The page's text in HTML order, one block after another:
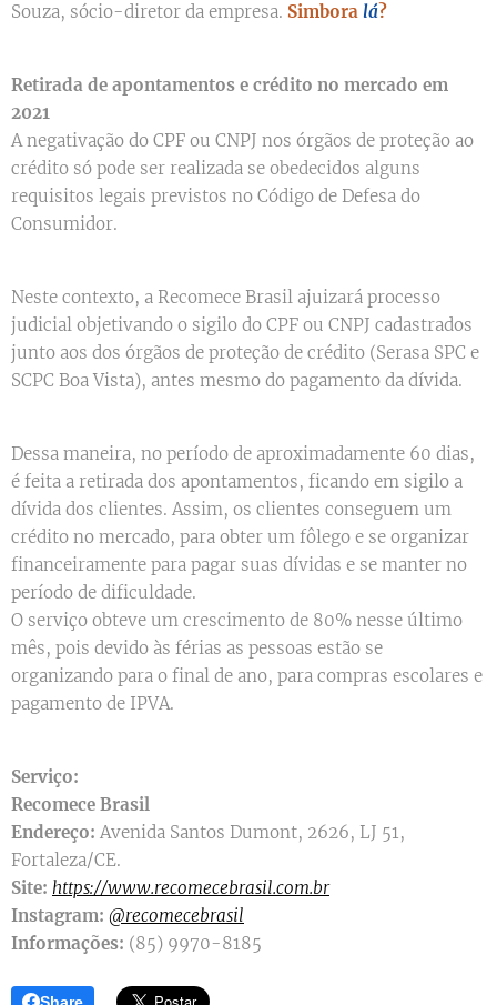
Souza, sócio-diretor da empresa. Simbora lá?
Retirada de apontamentos e crédito no mercado em
2021
A negativação do CPF ou CNPJ nos órgãos de proteção ao
crédito só pode ser realizada se obedecidos alguns
requisitos legais previstos no Código de Defesa do
Consumidor.
Neste contexto, a Recomece Brasil ajuizará processo
judicial objetivando o sigilo do CPF ou CNPJ cadastrados
junto aos dos órgãos de proteção de crédito (Serasa SPC e
SCPC Boa Vista), antes mesmo do pagamento da dívida.
Dessa maneira, no período de aproximadamente 60 dias,
é feita a retirada dos apontamentos, ficando em sigilo a
dívida dos clientes. Assim, os clientes conseguem um
crédito no mercado, para obter um fôlego e se organizar
financeiramente para pagar suas dívidas e se manter no
período de dificuldade.
O serviço obteve um crescimento de 80% nesse último
mês, pois devido às férias as pessoas estão se
organizando para o final de ano, para compras escolares e
pagamento de IPVA.
Serviço:
Recomece Brasil
Endereço: Avenida Santos Dumont, 2626, LJ 51,
Fortaleza/CE.
Site: https://www.recomecebrasil.com.br
Instagram: @recomecebrasil
Informações: (85) 9970-8185